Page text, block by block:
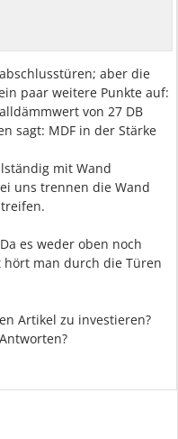
aber die
paar weitere Punkte auf:
von 27 DB
sagt: MDF in der Stärke
mit Wand
uns trennen die Wand
es weder oben noch
hört man durch die Türen
Artikel zu investieren?